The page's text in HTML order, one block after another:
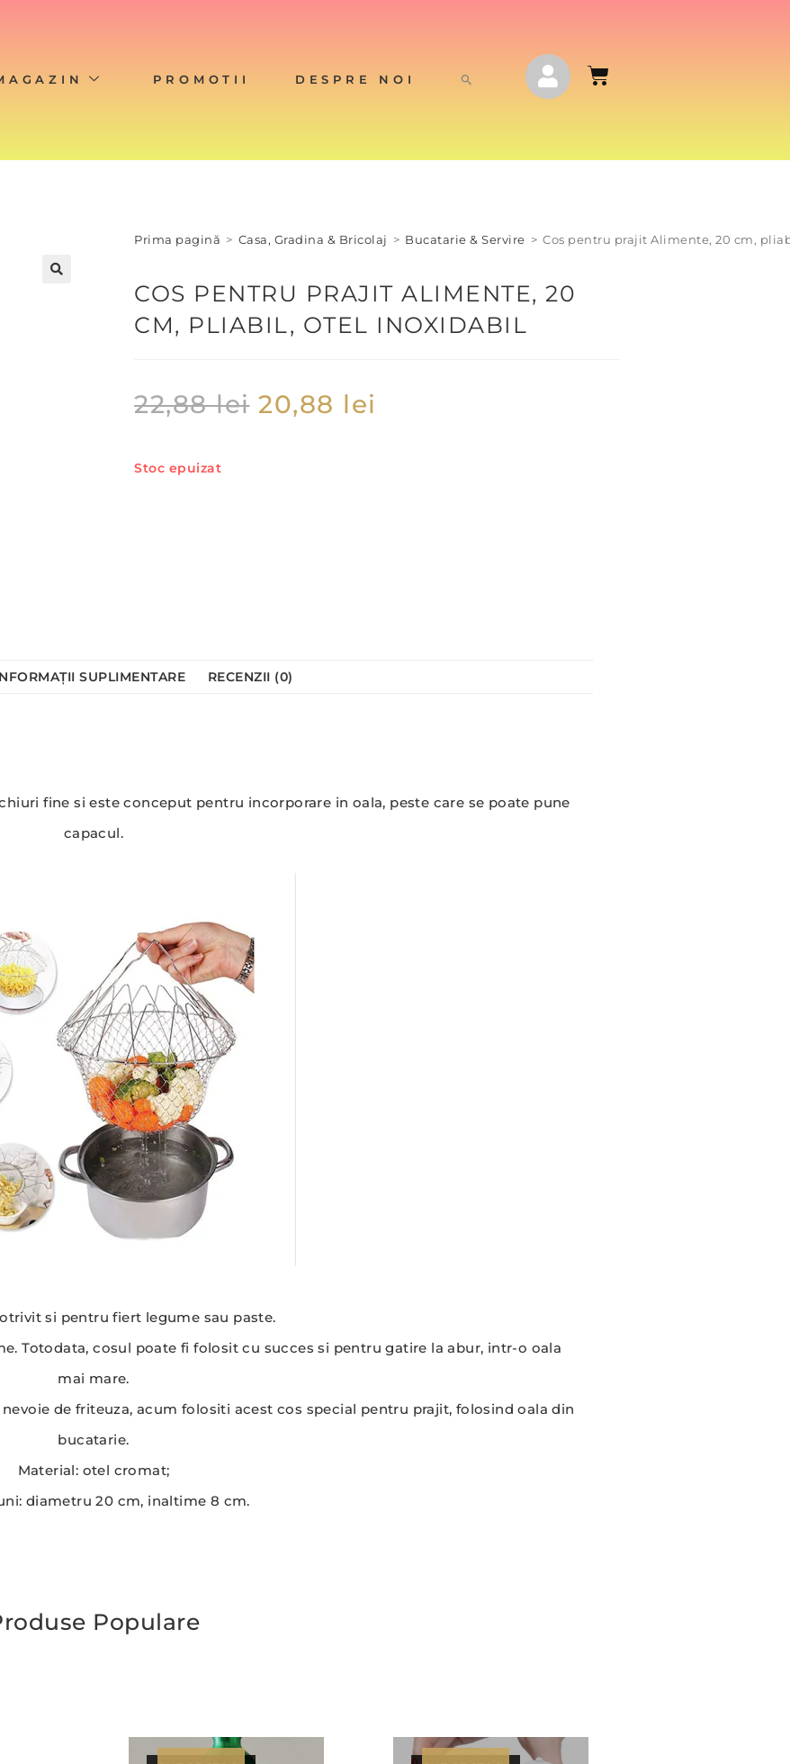
PROMOTII DESPRE NOI
Prima pagină > Casa, Gradina & Bricolaj > Bucatarie & Servire > Cos pentru prajit Alimente, 20 cm,
COS PENTRU PRAJIT ALIMENTE, 20
CM, PLIABIL, OTEL INOXIDABIL
22,88lei 20,88 lei
Stoc epuizat
SUPLIMENTARE RECENZII (0)
fine si este conceput pentru incorporare in oala, peste care se poate pune
capacul.
si pentru fiert legume sau paste.
Totodata, cosul poate fi folosit cu succes si pentru gatire la abur, intr-o oala
mai mare.
de friteuza, acum folositi acest cos special pentru prajit, folosind oala din
bucatarie.
Material: otel cromat;
diametru 20 cm, inaltime 8 cm.
Populare